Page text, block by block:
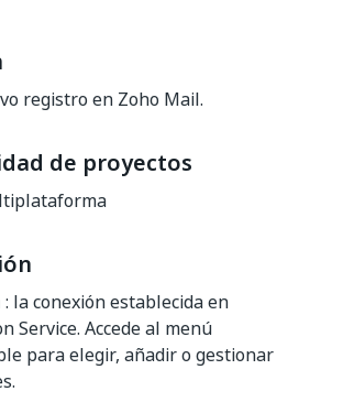
registro en Zoho Mail.
de proyectos
: la conexión establecida en
Service. Accede al menú
para elegir, añadir o gestionar